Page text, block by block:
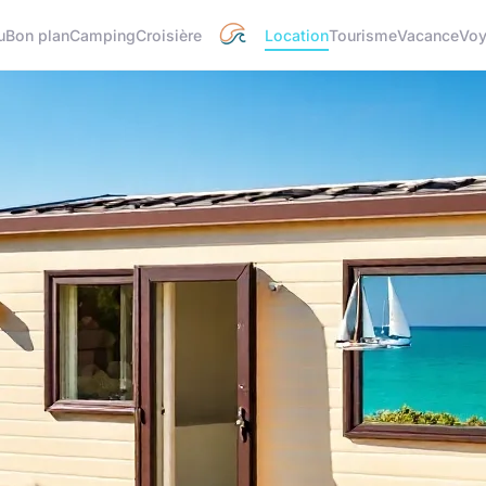
Bon planCampingCroisière LocationTourismeVacance